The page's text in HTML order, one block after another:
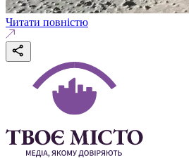
Читати повністю